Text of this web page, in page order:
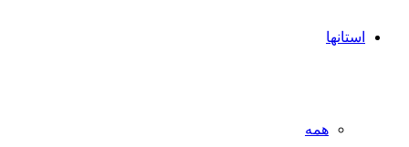
استانها
همه